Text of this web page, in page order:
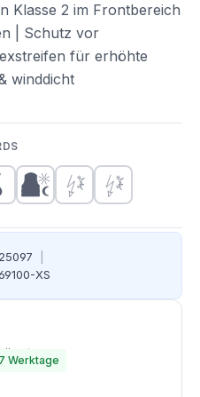
Klasse 2 im Frontbereich
| Schutz vor
für erhöhte
winddicht
XS
Werktage